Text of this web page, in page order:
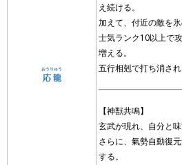
応龍
おうりゅう
え続ける。
加えて、付近の敵を氷
士気ランク10以上で
増える。
五行相剋で打ち消され
【神獣共鳴】
玄武が現れ、自分と
さらに、氣勢自動復
する。